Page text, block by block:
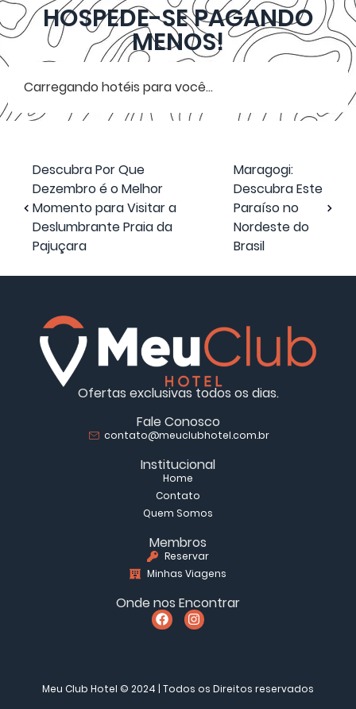
HOSPEDE-SE PAGANDO
MENOS!
Carregando hotéis para você...
Descubra Por Que
Dezembro é o Melhor
Momento para Visitar a
Deslumbrante Praia da
Pajuçara
Maragogi:
Descubra Este
Paraíso no
Nordeste do
Brasil
Ofertas exclusivas todos os dias.
Fale Conosco
contato@meuclubhotel.com.br
Institucional
Home
Contato
Quem Somos
Membros
Reservar
Minhas Viagens
Onde nos Encontrar
Meu Club Hotel © 2024 | Todos os Direitos reservados